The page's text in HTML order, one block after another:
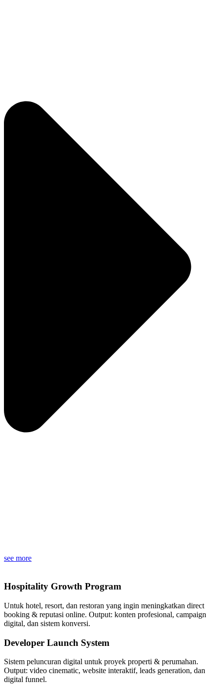
see more
Hospitality Growth Program
Untuk hotel, resort, dan restoran yang ingin meningkatkan direct
booking & reputasi online. Output: konten profesional, campaign
digital, dan sistem konversi.
Developer Launch System
Sistem peluncuran digital untuk proyek properti & perumahan.
Output: video cinematic, website interaktif, leads generation, dan
digital funnel.